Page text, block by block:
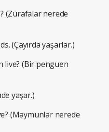
(Zürafalar nerede
(Çayırda yaşarlar.)
live? (Bir penguen
yaşar.)
(Maymunlar nerede